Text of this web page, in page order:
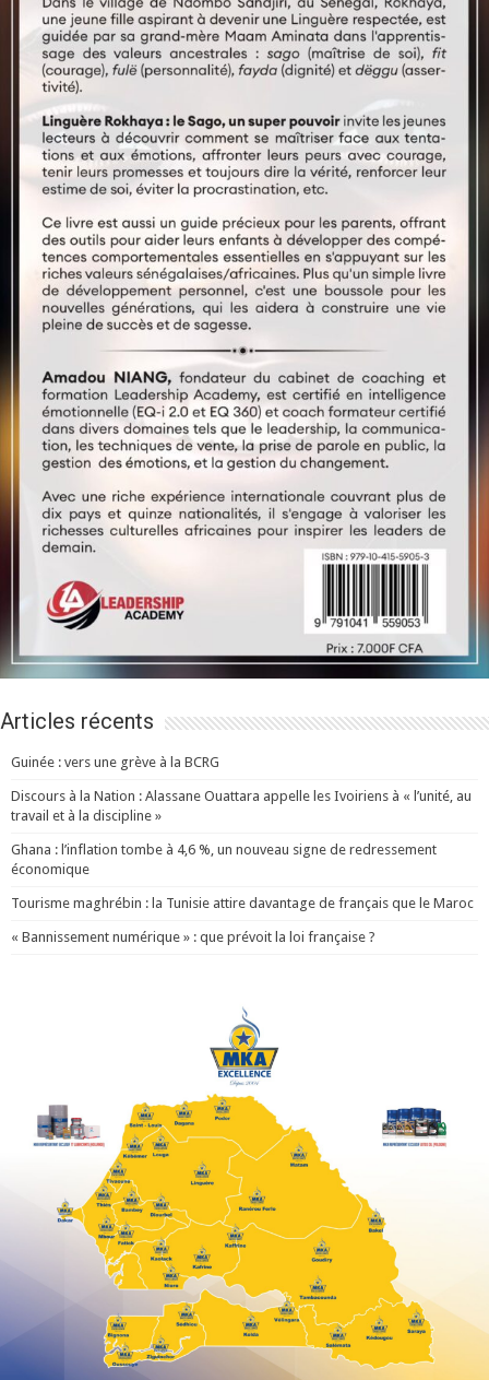
Articles récents
Guinée : vers une grève à la BCRG
Discours à la Nation : Alassane Ouattara appelle les Ivoiriens à « l’unité, au
travail et à la discipline »
Ghana : l’inflation tombe à 4,6 %, un nouveau signe de redressement
économique
Tourisme maghrébin : la Tunisie attire davantage de français que le Maroc
« Bannissement numérique » : que prévoit la loi française ?